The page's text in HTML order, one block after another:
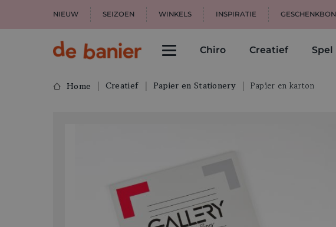
NIEUW SEIZOEN WINKELS INSPIRATIE GESCHENKBON
Chiro Creatief Spel
Home Creatief Papier en Stationery Papier en karton